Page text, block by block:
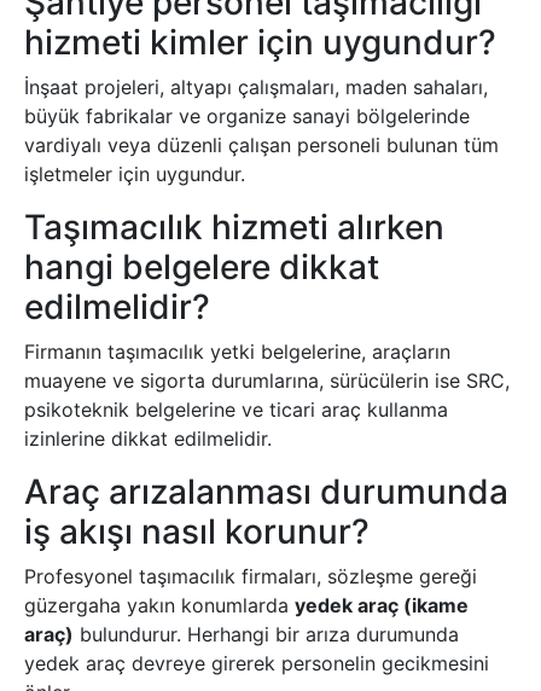
hizmeti kimler için uygundur?
İnşaat projeleri, altyapı çalışmaları, maden sahaları,
büyük fabrikalar ve organize sanayi bölgelerinde
vardiyalı veya düzenli çalışan personeli bulunan tüm
işletmeler için uygundur.
Taşımacılık hizmeti alırken
hangi belgelere dikkat
edilmelidir?
Firmanın taşımacılık yetki belgelerine, araçların
muayene ve sigorta durumlarına, sürücülerin ise SRC,
psikoteknik belgelerine ve ticari araç kullanma
izinlerine dikkat edilmelidir.
Araç arızalanması durumunda
iş akışı nasıl korunur?
Profesyonel taşımacılık firmaları, sözleşme gereği
güzergaha yakın konumlarda yedek araç (ikame
araç) bulundurur. Herhangi bir arıza durumunda
yedek araç devreye girerek personelin gecikmesini